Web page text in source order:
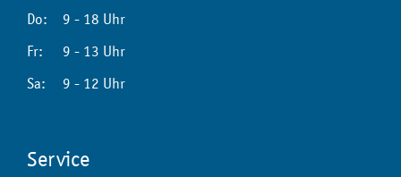
Do:
9 - 18 Uhr
Fr:
9 - 13 Uhr
Sa:
9 - 12 Uhr
Service